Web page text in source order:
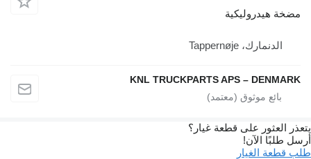
مضخة هيدروليكية
الدنمارك، Tappernøje
KNL TRUCKPARTS APS – DENMARK
يتعذر العثور على قطعة غيار؟
أرسل طلبًا الآن!
طلب قطعة الغيار